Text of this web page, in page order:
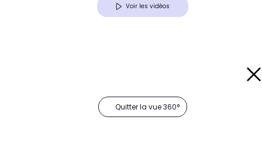
Voir les vidéos
Quitter la vue 360°